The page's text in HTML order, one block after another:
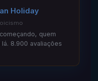
Holiday
quem
8.900 avaliações